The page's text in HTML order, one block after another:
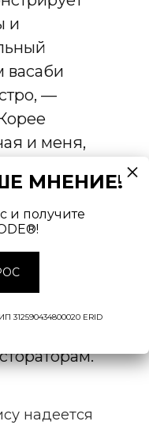
и
васаби
—
и меня,
васаби из-
я мог
было бы
надеется
МНЕНИЕ!
и получите
312590434800020 ERID